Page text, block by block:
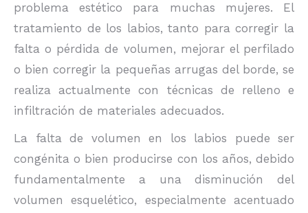
problema estético para muchas mujeres. El
tratamiento de los labios, tanto para corregir la
falta o pérdida de volumen, mejorar el perfilado
o bien corregir la pequeñas arrugas del borde, se
realiza actualmente con técnicas de relleno e
infiltración de materiales adecuados.
La falta de volumen en los labios puede ser
congénita o bien producirse con los años, debido
fundamentalmente a una disminución del
volumen esquelético, especialmente acentuado